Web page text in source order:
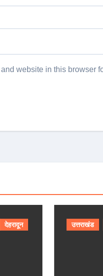
website in this browser
देहरादून
उत्तराखंड